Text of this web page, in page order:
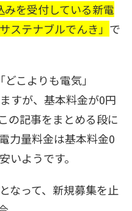
を受付している新電
ステナブルでんき」 で
こよりも電気」
すが、基本料金が0円
の記事をまとめる段に
力量料金は基本料金0
いようです。
なって、新規募集を止